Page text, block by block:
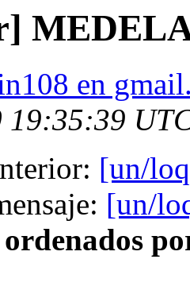
en
19:35:39
[un/
[un/